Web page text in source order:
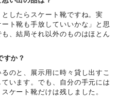
したらスケート靴ですね。実
ト靴も手放していいかな」と思
、結局それ以外のものはほとん
か？
のと、展示用に時々貸し出すこ
います。でも、自分の手元には
ケート靴だけは残しました。